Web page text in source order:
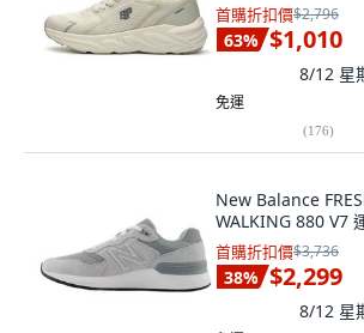
首購折扣價$2,796
63% $1,010
8/12 星
免運
(176)
New Balance
WALKING 880 V7
首購折扣價$3,736
38% $2,299
8/12 星